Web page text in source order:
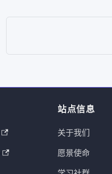
站点信息
关于我们
愿景使命